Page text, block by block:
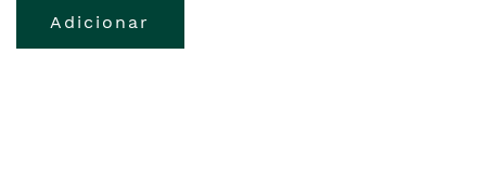
Adicionar